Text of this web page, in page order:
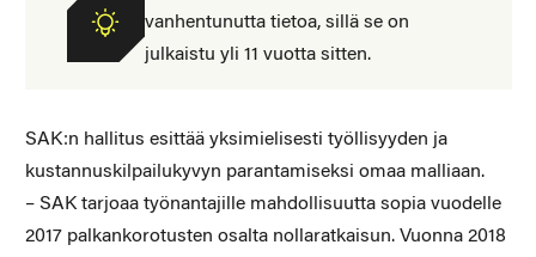
vanhentunutta tietoa, sillä se on
julkaistu yli 11 vuotta sitten.
SAK:n hallitus esittää yksimielisesti työllisyyden ja
kustannuskilpailukyvyn parantamiseksi omaa malliaan.
– SAK tarjoaa työnantajille mahdollisuutta sopia vuodelle
2017 palkankorotusten osalta nollaratkaisun. Vuonna 2018